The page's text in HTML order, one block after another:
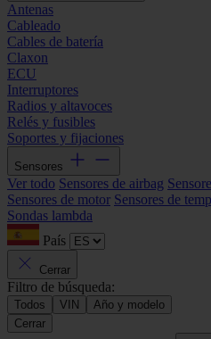
Antenas
Cableado
Cables de batería
Claxon
ECU
Interruptores
Radios y altavoces
Relés y fusibles
Soportes y fijaciones
Sensores
Ver todo Sensores de airbag
Sensores de motor Sensores de
Sondas lambda
País
Cerrar
Filtro de búsqueda:
Todos VIN
Año y modelo
Cerrar